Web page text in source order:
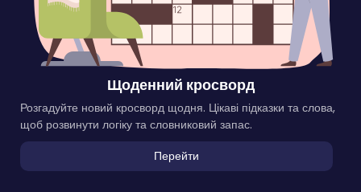
Щоденний кросворд
Розгадуйте новий кросворд щодня. Цікаві підказки та слова,
щоб розвинути логіку та словниковий запас.
Перейти